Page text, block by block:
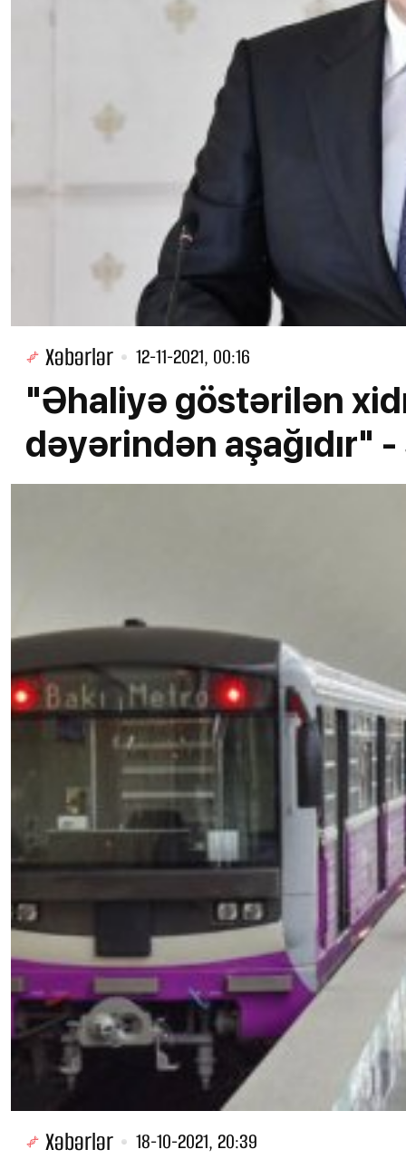
Xəbərlər 12-11-2021, 00:16
"Əhaliyə göstərilən
dəyərindən aşağıdır" -
Xəbərlər 18-10-2021, 20:39